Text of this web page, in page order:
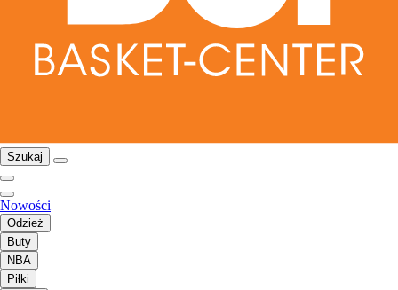
Szukaj
Nowości
Odzież
Buty
NBA
Piłki